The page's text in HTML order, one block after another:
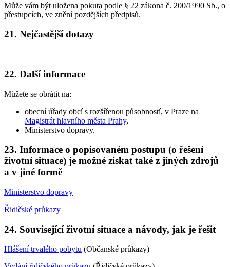
Může vám být uložena pokuta podle § 22 zákona č. 200/1990 Sb., o
přestupcích, ve znění pozdějších předpisů.
21. Nejčastější dotazy
22. Další informace
Můžete se obrátit na:
obecní úřady obcí s rozšířenou působností, v Praze na
Magistrát hlavního města Prahy,
Ministerstvo dopravy.
23. Informace o popisovaném postupu (o řešení
životní situace) je možné získat také z jiných zdrojů
a v jiné formě
Ministerstvo dopravy
Řidičské průkazy
24. Související životní situace a návody, jak je řešit
Hlášení trvalého pobytu (Občanské průkazy)